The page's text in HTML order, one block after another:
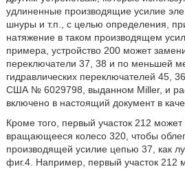
удлиненные производящие усилие
шнуры и т.п., с целью определения,
натяжение в таком производящем
примера, устройство 200 может
переключатели 37, 38 и по меньшей
гидравлических переключателей 45,
США № 6029798, выданном Miller, и
включено в настоящий документ в
Кроме того, первый участок 212
вращающееся колесо 320, чтобы
производящей усилие цепью 37, как
фиг.4. Например, первый участок 212